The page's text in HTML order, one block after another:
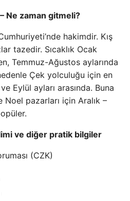
Ne zaman gitmeli?
hakimdir. Kış
tazedir. Sıcaklık Ocak
Temmuz-Ağustos aylarında
Çek yolculuğu için en
Eylül ayları arasında. Buna
Noel pazarları için Aralık –
ve diğer pratik bilgiler
(CZK)